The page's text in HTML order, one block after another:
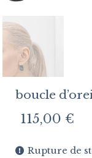
boucle
115,00 €
Rupture de